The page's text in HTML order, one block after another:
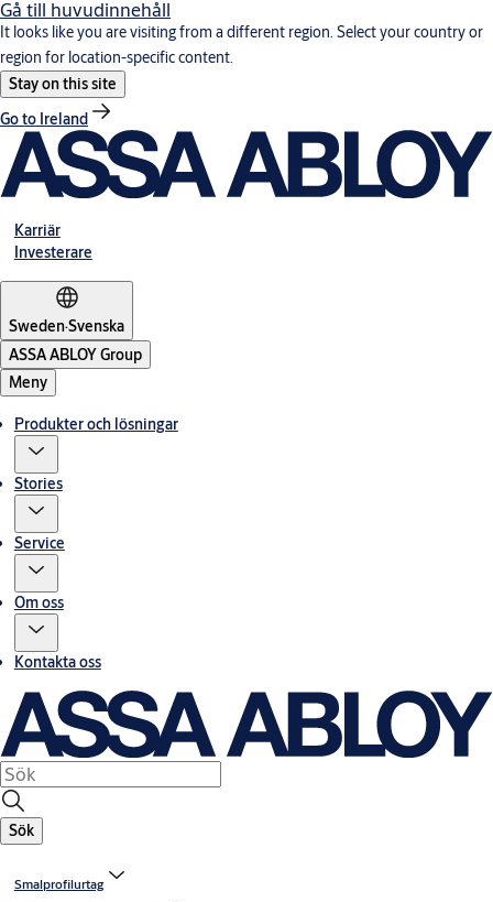
Gå till huvudinnehåll
It looks like you are visiting from a different region. Select your country or
region for location-specific content.
Stay on this site
Go to Ireland
Karriär
Investerare
Sweden·Svenska
ASSA ABLOY Group
Meny
Produkter och lösningar
Stories
Service
Om oss
Kontakta oss
Sök
Smalprofilurtag